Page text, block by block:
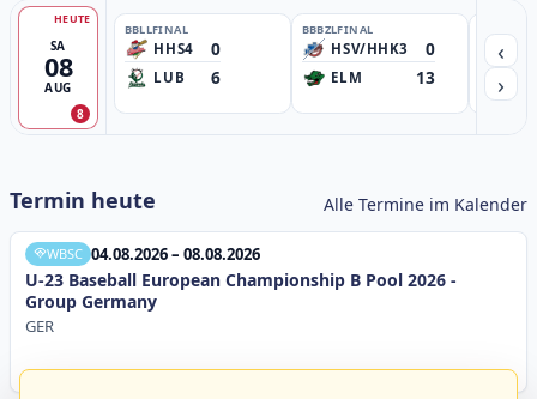
SA
08
AUG
HEUTE
8
BBLLFINAL
HHS4 0
LUB 6
BBBZLFINAL
HSV/HHK3 0
ELM 13
‹
›
Termin heute Alle Termine im Kalender
WBSC 04.08.2026 – 08.08.2026
U-23 Baseball European Championship B Pool 2026 -
Group Germany
GER